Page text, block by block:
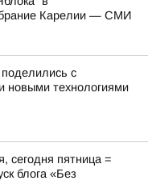
Карелии — СМИ
поделились с
новыми технологиями
сегодня пятница =
блога «Без